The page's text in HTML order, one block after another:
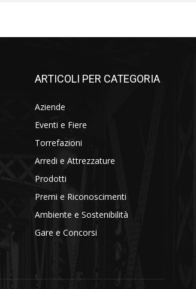
ARTICOLI PER CATEGORIA
Aziende
Eventi e Fiere
Torrefazioni
Arredi e Attrezzature
Prodotti
Premi e Riconoscimenti
Ambiente e Sostenibilità
Gare e Concorsi